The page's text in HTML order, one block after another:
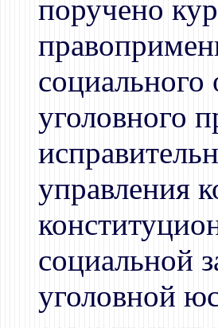
поручено
социального
уголовного
управления
социальной
уголовной